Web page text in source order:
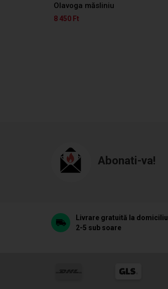
Olavoga măsliniu
8 450 Ft
Abonati-va!
Livrare gratuită la domiciliu
2-5 sub soare